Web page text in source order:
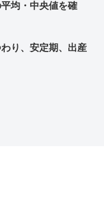
均・中央値を確
り、安定期、出産